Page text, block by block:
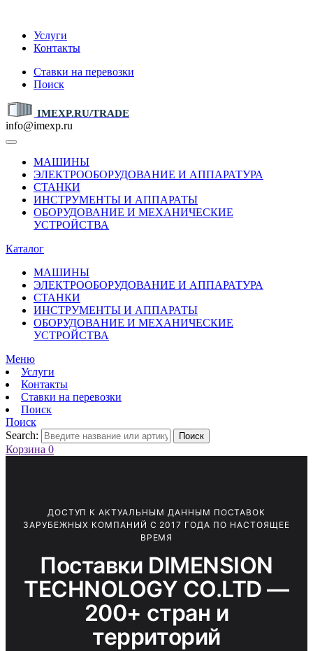
Услуги
Контакты
Ставки на перевозки
Поиск
IMEXP.RU/TRADE
info@imexp.ru
МАШИНЫ
ЭЛЕКТРООБОРУДОВАНИЕ И АППАРАТУРА
СТАНКИ
ИНСТРУМЕНТЫ И АППАРАТЫ
ОБОРУДОВАНИЕ И МЕХАНИЧЕСКИЕ
УСТРОЙСТВА
Каталог
МАШИНЫ
ЭЛЕКТРООБОРУДОВАНИЕ И АППАРАТУРА
СТАНКИ
ИНСТРУМЕНТЫ И АППАРАТЫ
ОБОРУДОВАНИЕ И МЕХАНИЧЕСКИЕ
УСТРОЙСТВА
Меню
Услуги
Контакты
Ставки на перевозки
Поиск
Поиск
Search:
Поиск
Корзина 0
ДОСТУП К АКТУАЛЬНЫМ ДАННЫМ ПОСТАВОК
ЗАРУБЕЖНЫХ КОМПАНИЙ С 2017 ГОДА ПО НАСТОЯЩЕЕ
ВРЕМЯ
Поставки DIMENSION
TECHNOLOGY CO.LTD —
200+ стран и
территорий